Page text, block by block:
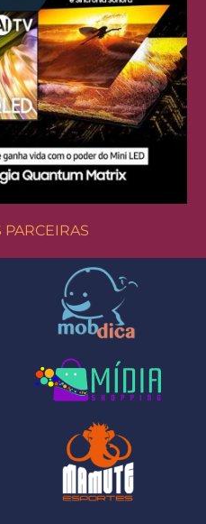
PARCEIRAS